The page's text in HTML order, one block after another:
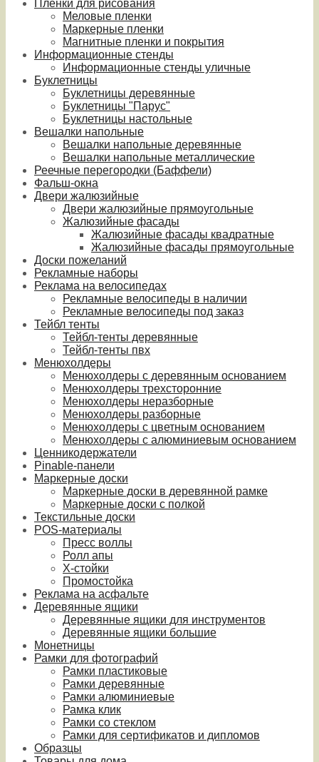
Пленки для рисования
Меловые пленки
Маркерные пленки
Магнитные пленки и покрытия
Информационные стенды
Информационные стенды уличные
Буклетницы
Буклетницы деревянные
Буклетницы "Парус"
Буклетницы настольные
Вешалки напольные
Вешалки напольные деревянные
Вешалки напольные металлические
Реечные перегородки (Баффели)
Фальш-окна
Двери жалюзийные
Двери жалюзийные прямоугольные
Жалюзийные фасады
Жалюзийные фасады квадратные
Жалюзийные фасады прямоугольные
Доски пожеланий
Рекламные наборы
Реклама на велосипедах
Рекламные велосипеды в наличии
Рекламные велосипеды под заказ
Тейбл тенты
Тейбл-тенты деревянные
Тейбл-тенты пвх
Менюхолдеры
Менюхолдеры с деревянным основанием
Менюхолдеры трехсторонние
Менюхолдеры неразборные
Менюхолдеры разборные
Менюхолдеры с цветным основанием
Менюхолдеры с алюминиевым основанием
Ценникодержатели
Pinable-панели
Маркерные доски
Маркерные доски в деревянной рамке
Маркерные доски с полкой
Текстильные доски
POS-материалы
Пресс воллы
Ролл апы
Х-стойки
Промостойка
Реклама на асфальте
Деревянные ящики
Деревянные ящики для инструментов
Деревянные ящики большие
Монетницы
Рамки для фотографий
Рамки пластиковые
Рамки деревянные
Рамки алюминиевые
Рамка клик
Рамки со стеклом
Рамки для сертификатов и дипломов
Образцы